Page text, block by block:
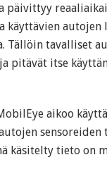
päivittyy
käyttävien autojen
Tällöin tavalliset
pitävät itse
aikoo
käsitelty tieto on